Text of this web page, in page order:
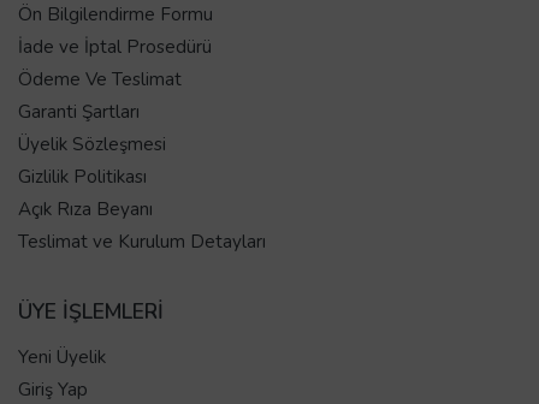
Ön Bilgilendirme Formu
İade ve İptal Prosedürü
Ödeme Ve Teslimat
Garanti Şartları
Üyelik Sözleşmesi
Gizlilik Politikası
Açık Rıza Beyanı
Teslimat ve Kurulum Detayları
ÜYE İŞLEMLERİ
Yeni Üyelik
Giriş Yap